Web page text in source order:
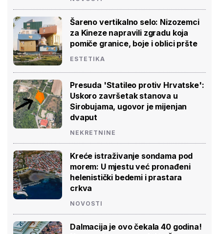
Šareno vertikalno selo: Nizozemci
za Kineze napravili zgradu koja
pomiče granice, boje i oblici pršte
ESTETIKA
Presuda 'Statileo protiv Hrvatske':
Uskoro završetak stanova u
Sirobujama, ugovor je mijenjan
dvaput
NEKRETNINE
Kreće istraživanje sondama pod
morem: U mjestu već pronađeni
helenistički bedemi i prastara
crkva
NOVOSTI
Dalmacija je ovo čekala 40 godina!